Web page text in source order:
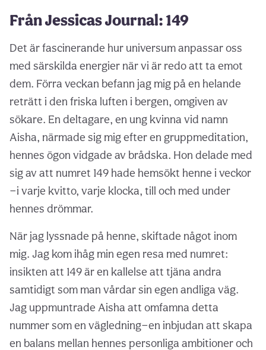
Från Jessicas Journal: 149
Det är fascinerande hur universum anpassar oss
med särskilda energier när vi är redo att ta emot
dem. Förra veckan befann jag mig på en helande
reträtt i den friska luften i bergen, omgiven av
sökare. En deltagare, en ung kvinna vid namn
Aisha, närmade sig mig efter en gruppmeditation,
hennes ögon vidgade av brådska. Hon delade med
sig av att numret 149 hade hemsökt henne i veckor
—i varje kvitto, varje klocka, till och med under
hennes drömmar.
När jag lyssnade på henne, skiftade något inom
mig. Jag kom ihåg min egen resa med numret:
insikten att 149 är en kallelse att tjäna andra
samtidigt som man vårdar sin egen andliga väg.
Jag uppmuntrade Aisha att omfamna detta
nummer som en vägledning—en inbjudan att skapa
en balans mellan hennes personliga ambitioner och